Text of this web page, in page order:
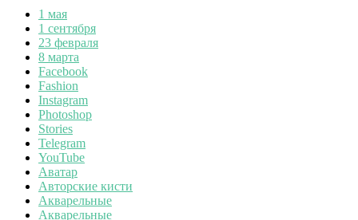
1 мая
1 сентября
23 февраля
8 марта
Facebook
Fashion
Instagram
Photoshop
Stories
Telegram
YouTube
Аватар
Авторские кисти
Акварельные
Акварельные